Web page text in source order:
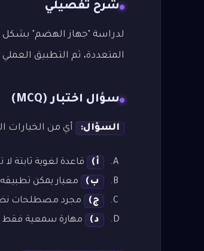
شرح تفصيلي
لدراسة "جهاز الهضم" بشكل
المتعددة، ثم التطبيق
سؤال اختبار (MCQ)
السؤال: أي من الخيارات
أ)
قاعدة لغوية ثابتة لا
ب)
معيار يمكن
ج)
مجرد مصطلحات
د)
مهارة سمعية فقط